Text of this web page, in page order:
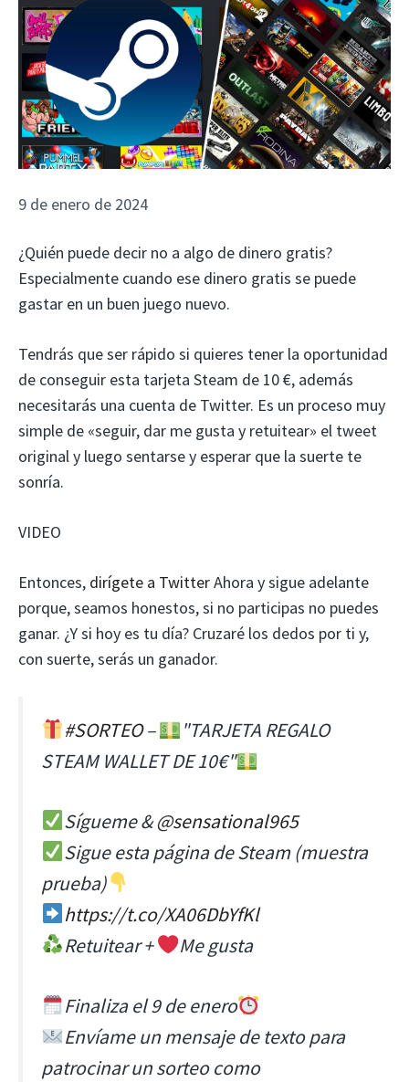
9 de enero de 2024
¿Quién puede decir no a algo de dinero gratis?
Especialmente cuando ese dinero gratis se puede
gastar en un buen juego nuevo.
Tendrás que ser rápido si quieres tener la oportunidad
de conseguir esta tarjeta Steam de 10 €, además
necesitarás una cuenta de Twitter. Es un proceso muy
simple de «seguir, dar me gusta y retuitear» el tweet
original y luego sentarse y esperar que la suerte te
sonría.
VIDEO
Entonces, dirígete a TwitterAhora y sigue adelante
porque, seamos honestos, si no participas no puedes
ganar. ¿Y si hoy es tu día? Cruzaré los dedos por ti y,
con suerte, serás un ganador.
#SORTEO–
"TARJETA REGALO
STEAM WALLET DE 10€"
Sígueme &@sensational965
Sigue esta página de Steam (muestra
prueba)
https://t.co/XA06DbYfKl
Retuitear +
Me gusta
Finaliza el 9 de enero
Envíame un mensaje de texto para
patrocinar un sorteo como